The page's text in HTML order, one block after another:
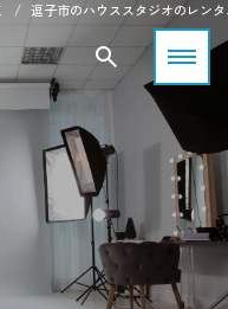
逗子市のハウススタジオのレン